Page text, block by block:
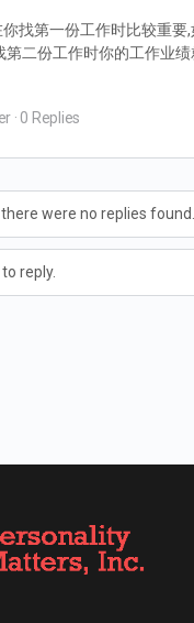
找第一份工作时比较重
第二份工作时你的工作业
· 0 Replies
were no replies found.
to reply.